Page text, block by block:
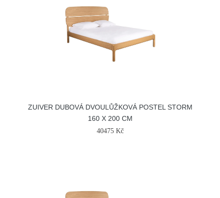
ZUIVER DUBOVÁ DVOULŮŽKOVÁ POSTEL STORM
160 X 200 CM
40475 Kč